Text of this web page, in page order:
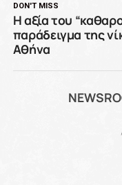
DON'T MISS
Η αξία του
παράδειγμα της
Αθήνα